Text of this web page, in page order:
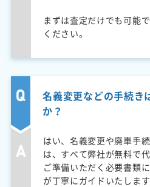
まずは査定だけでも可能
ください。
名義変更などの手続き
か？
はい、名義変更や廃車手
は、すべて弊社が無料で
ご準備いただく必要書類
が丁寧にガイドいたします